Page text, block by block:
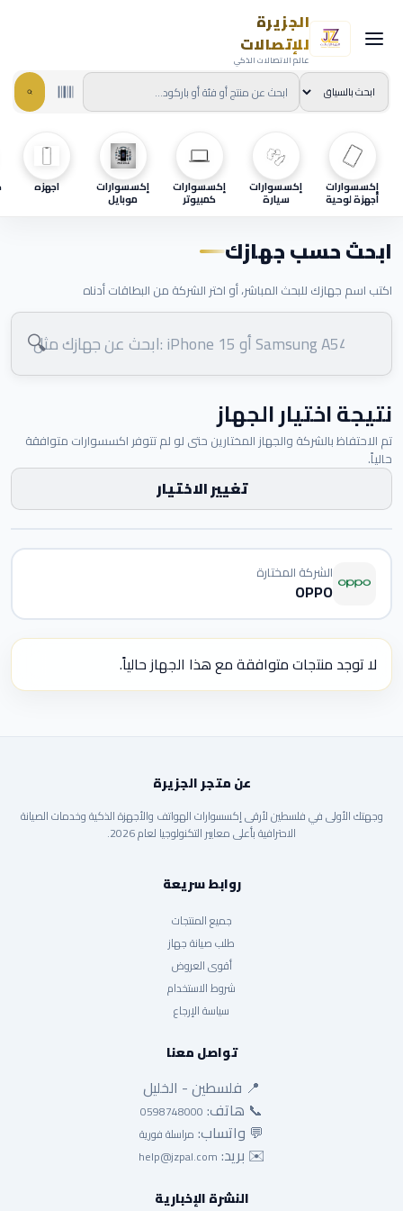
الجزيرة
للإتصالات
عالم الاتصالات الذكي
إكسسوارات
أجهزة لوحية
إكسسوارات
سيارة
إكسسوارات
كمبيوتر
إكسسوارات
موبايل
اجهزه
ابحث حسب جهازك
اكتب اسم جهازك للبحث المباشر، أو اختر الشركة من البطاقات أدناه
🔍
نتيجة اختيار الجهاز
تم الاحتفاظ بالشركة والجهاز المختارين حتى لو لم تتوفر اكسسوارات متوافقة
حالياً.
تغيير الاختيار
الشركة المختارة
OPPO
لا توجد منتجات متوافقة مع هذا الجهاز حالياً.
عن متجر الجزيرة
وجهتك الأولى في فلسطين لأرقى إكسسوارات الهواتف والأجهزة الذكية وخدمات الصيانة
الاحترافية بأعلى معايير التكنولوجيا لعام 2026.
روابط سريعة
جميع المنتجات
طلب صيانة جهاز
أقوى العروض
شروط الاستخدام
سياسة الإرجاع
تواصل معنا
📍 فلسطين - الخليل
📞 هاتف: 0598748000
💬 واتساب: مراسلة فورية
✉️ بريد: help@jzpal.com
النشرة الإخبارية